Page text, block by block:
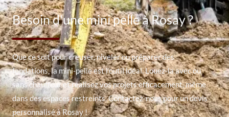
Besoin d'une mini pelle à Rosay ?
Que ce soit pour creuser, niveler ou préparer des
fondations, la mini-pelle est l’outil idéal. Louez-la avec ou
sans chauffeur et réalisez vos projets efficacement, même
dans des espaces restreints. Contactez-nous pour un devis
personnalisé à Rosay !